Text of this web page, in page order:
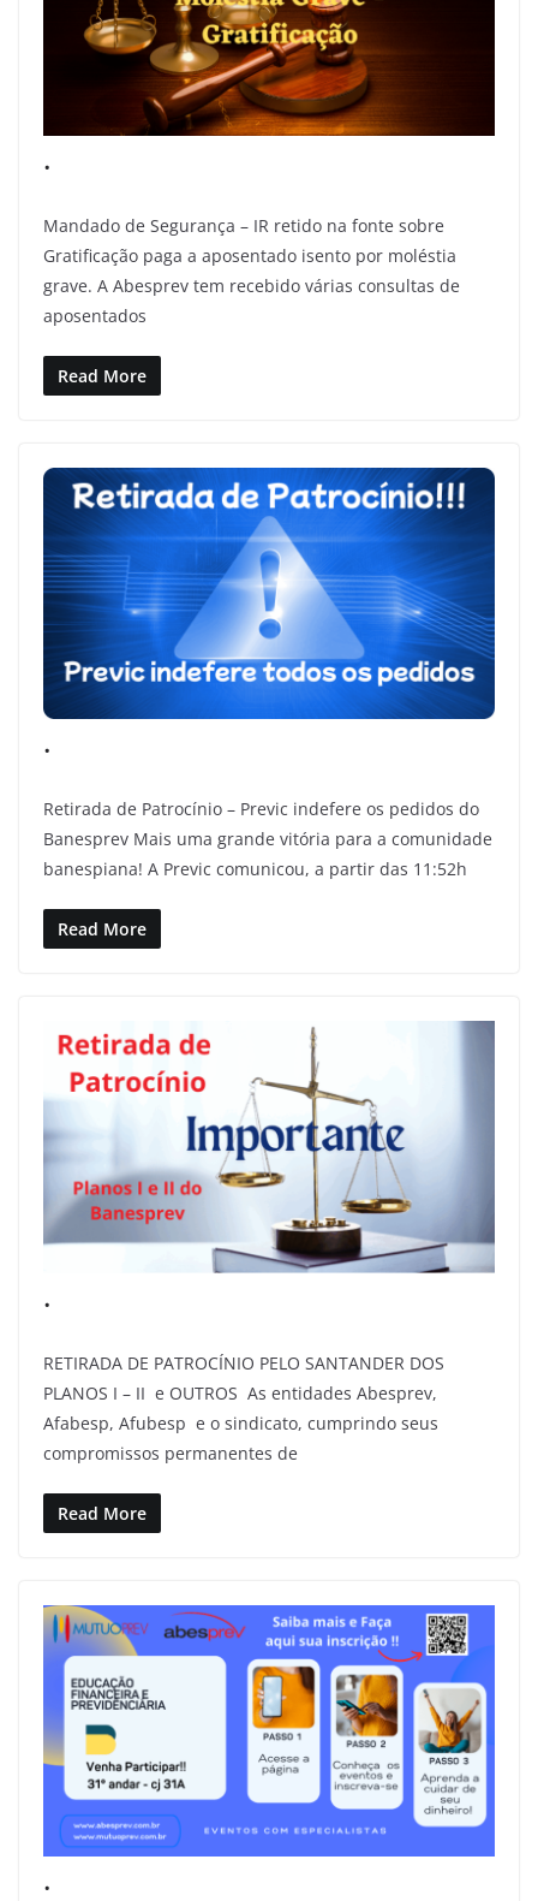
.
Mandado de Segurança – IR retido na fonte sobre
Gratificação paga a aposentado isento por moléstia
grave. A Abesprev tem recebido várias consultas de
aposentados
Read More
.
Retirada de Patrocínio – Previc indefere os pedidos do
Banesprev Mais uma grande vitória para a comunidade
banespiana! A Previc comunicou, a partir das 11:52h
Read More
.
RETIRADA DE PATROCÍNIO PELO SANTANDER DOS
PLANOS I – II e OUTROS As entidades Abesprev,
Afabesp, Afubesp e o sindicato, cumprindo seus
compromissos permanentes de
Read More
.